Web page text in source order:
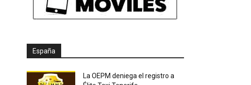
España
La OEPM deniega el registro a